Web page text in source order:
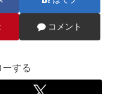
コメント
する